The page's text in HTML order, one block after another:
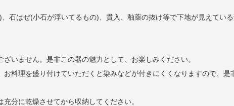
石はぜ(小石が浮いてるもの)、貫入、釉薬の抜け等で下地が見えてい
いません。是非この器の魅力として、お楽しみください。
料理を盛り付けていただくと染みなどが付きにくくなりますので、是
分に乾燥させてから収納してください。